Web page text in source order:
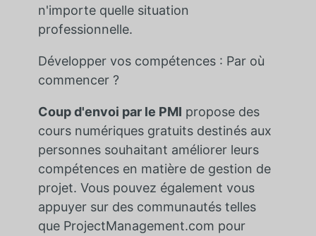
n'importe quelle situation
professionnelle.
Développer vos compétences : Par où
commencer ?
Coup d'envoi par le PMI propose des
cours numériques gratuits destinés aux
personnes souhaitant améliorer leurs
compétences en matière de gestion de
projet. Vous pouvez également vous
appuyer sur des communautés telles
que ProjectManagement.com pour